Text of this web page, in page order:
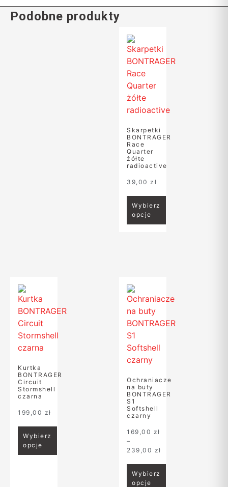
Podobne produkty
Skarpetki
BONTRAGER
Race
Quarter
żółte
radioactive
39,00 zł
Wybierz
opcje
Kurtka
BONTRAGER
Circuit
Stormshell
czarna
199,00 zł
Wybierz
opcje
Ochraniacze
na buty
BONTRAGER
S1
Softshell
czarny
169,00 zł
–
239,00 zł
Wybierz
opcje